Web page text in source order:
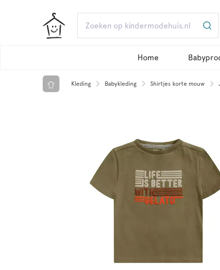
Home
Kleding Babykleding Shirtjes korte mouw